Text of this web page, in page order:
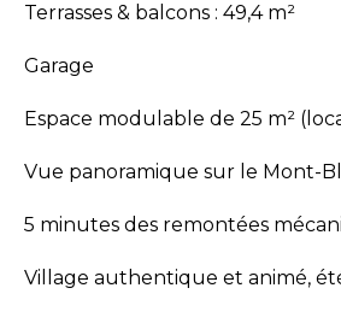
Terrasses & balcons : 49,4 m²
Garage
Espace modulable de 25 m²
Vue panoramique sur le Mont-
5 minutes des remontées
Village authentique et animé,